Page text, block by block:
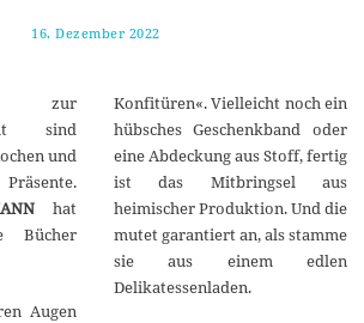
16. Dezember 2022
e
z
e
m
b
e
r
2
0
2
2
zur
sind
und
hat
Bücher
Augen
Konfitüren«. Vielleicht noch ein
hübsches Geschenkband oder
eine Abdeckung aus Stoff, fertig
ist das Mitbringsel aus
heimischer Produktion. Und die
mutet garantiert an, als stamme
sie aus einem edlen
Delikatessenladen.